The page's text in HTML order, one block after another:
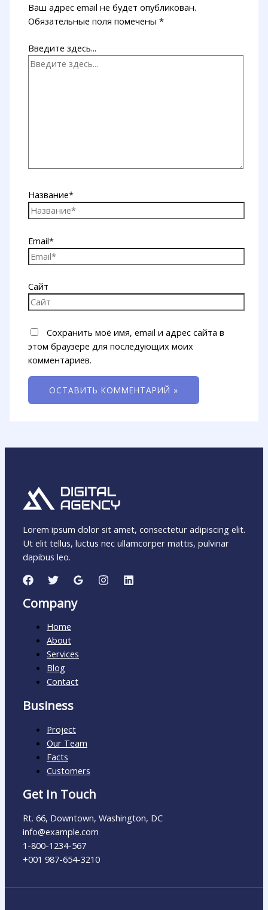
Ваш адрес email не будет опубликован.
Обязательные поля помечены*
Введите здесь...
Название*
Email*
Сайт
Сохранить моё имя, email и адрес сайта в
этом браузере для последующих моих
комментариев.
Lorem ipsum dolor sit amet, consectetur adipiscing elit.
Ut elit tellus, luctus nec ullamcorper mattis, pulvinar
dapibus leo.
Company
Home
About
Services
Blog
Contact
Business
Project
Our Team
Facts
Customers
Get In Touch
Rt. 66, Downtown, Washington, DC
info@example.com​
1-800-1234-567
+001 987-654-3210